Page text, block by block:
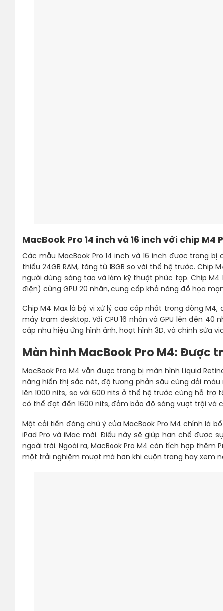
MacBook Pro 14 inch và 16 inch với chip M4
Các mẫu MacBook Pro 14 inch và 16 inch được trang
thiểu 24GB RAM, tăng từ 18GB so với thế hệ trước.
người dùng sáng tạo và làm kỹ thuật phức tạp. Chip M4
điện) cùng GPU 20 nhân, cung cấp khả năng đồ họa
Chip M4 Max là bộ vi xử lý cao cấp nhất trong dòng
máy trạm desktop. Với CPU 16 nhân và GPU lên đến
cấp như hiệu ứng hình ảnh, hoạt hình 3D, và chỉnh sửa
Màn hình MacBook Pro M4: Được
MacBook Pro M4 vẫn được trang bị màn hình Liquid
năng hiển thị sắc nét, độ tương phản sâu cùng dải màu
lên 1000 nits, so với 600 nits ở thế hệ trước cùng hỗ trợ
có thể đạt đến 1600 nits, đảm bảo độ sáng vượt trội và
Một cải tiến đáng chú ý của MacBook Pro M4 chính là
iPad Pro và iMac mới. Điều này sẽ giúp hạn chế được
ngoài trời. Ngoài ra, MacBook Pro M4 còn tích hợp thêm
một trải nghiệm mượt mà hơn khi cuộn trang hay xem